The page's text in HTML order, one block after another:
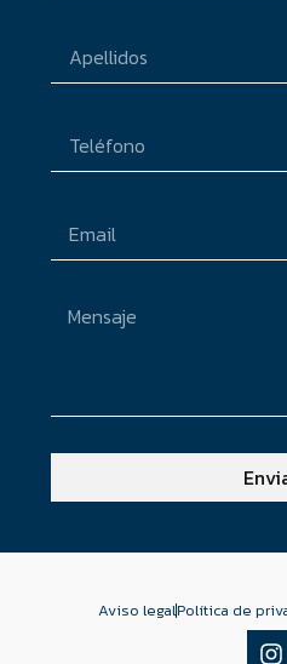
Aviso legalPolítica de